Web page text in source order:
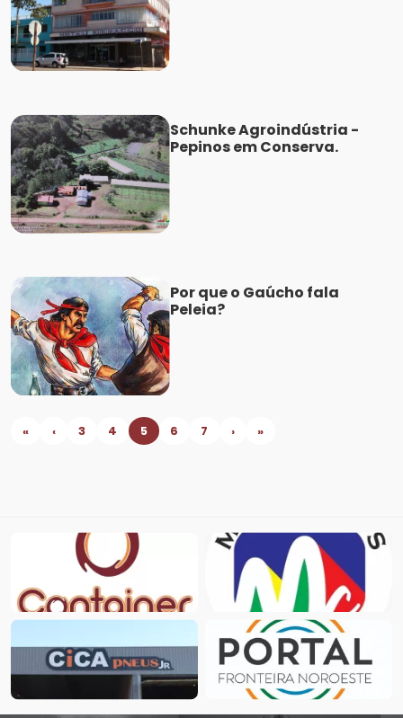
Schunke Agroindústria -
Pepinos em Conserva.
Por que o Gaúcho fala
Peleia?
« ‹ 3 4 5 6 7 › »